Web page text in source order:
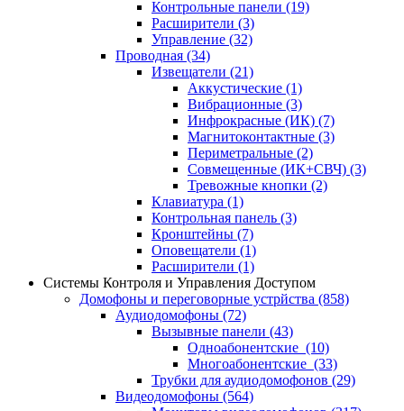
Контрольные панели (19)
Расширители (3)
Управление (32)
Проводная (34)
Извещатели (21)
Аккустические (1)
Вибрационные (3)
Инфрокрасные (ИК) (7)
Магнитоконтактные (3)
Периметральные (2)
Совмещенные (ИК+СВЧ) (3)
Тревожные кнопки (2)
Клавиатура (1)
Контрольная панель (3)
Кронштейны (7)
Оповещатели (1)
Расширители (1)
Системы Контроля и Управления Доступом
Домофоны и переговорные устрйства (858)
Аудиодомофоны (72)
Вызывные панели (43)
Одноабонентские (10)
Многоабонентские (33)
Трубки для аудиодомофонов (29)
Видеодомофоны (564)